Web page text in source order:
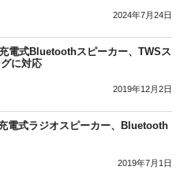
2024年7月24日
電式Bluetoothスピーカー、TWSス
に対応
2019年12月2日
電式ラジオスピーカー、Bluetooth
2019年7月1日